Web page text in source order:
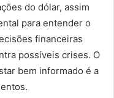
do dólar, assim
para entender o
financeiras
possíveis crises. O
bem informado é a